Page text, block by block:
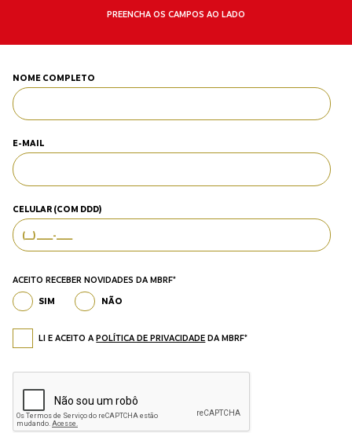
PREENCHA OS CAMPOS AO LADO
NOME COMPLETO
E-MAIL
CELULAR (COM DDD)
ACEITO RECEBER NOVIDADES DA MBRF*
SIM NÃO
LI E ACEITO APOLÍTICA DE PRIVACIDADE DA MBRF*